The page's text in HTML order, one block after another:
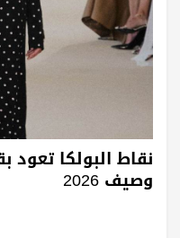
نقاط البولكا
وصيف 2026